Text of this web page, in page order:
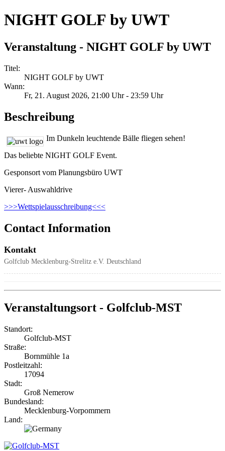
NIGHT GOLF by UWT
Veranstaltung - NIGHT GOLF by UWT
Titel:
NIGHT GOLF by UWT
Wann:
Fr, 21. August 2026, 21:00 Uhr- 23:59 Uhr
Beschreibung
Im Dunkeln leuchtende Bälle fliegen sehen!
Das beliebte NIGHT GOLF Event.
Gesponsort vom Planungsbüro UWT
Vierer- Auswahldrive
>>>Wettspielausschreibung<<<
Contact Information
Kontakt
Golfclub Mecklenburg-Strelitz e.V. Deutschland
Veranstaltungsort - Golfclub-MST
Standort:
Golfclub-MST
Straße:
Bornmühle 1a
Postleitzahl:
17094
Stadt:
Groß Nemerow
Bundesland:
Mecklenburg-Vorpommern
Land: